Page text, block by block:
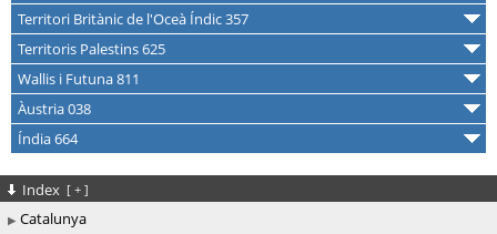
Territori Britànic de l'Oceà Índic 357
Territoris Palestins 625
Wallis i Futuna 811
Àustria 038
Índia 664
Index [ + ]
Catalunya